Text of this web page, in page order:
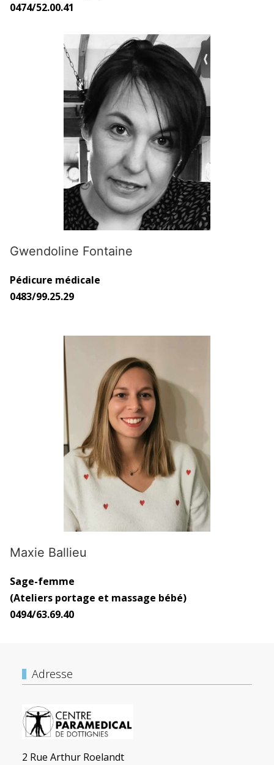
0474/52.00.41
Gwendoline Fontaine
Pédicure médicale
0483/99.25.29
Maxie Ballieu
Sage-femme
(Ateliers portage et massage bébé)
0494/63.69.40
Adresse
2 Rue Arthur Roelandt